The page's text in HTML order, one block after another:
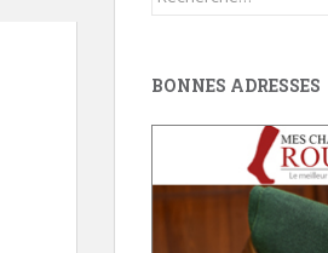
BONNES ADRESSES